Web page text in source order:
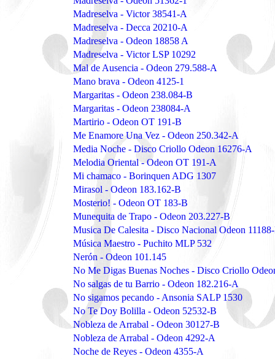
Madreselva - Victor 38541-A
Madreselva - Decca 20210-A
Madreselva - Odeon 18858 A
Madreselva - Victor LSP 10292
Mal de Ausencia - Odeon 279.588-A
Mano brava - Odeon 4125-1
Margaritas - Odeon 238.084-B
Margaritas - Odeon 238084-A
Martirio - Odeon OT 191-B
Me Enamore Una Vez - Odeon 250.342-A
Media Noche - Disco Criollo Odeon 16276-A
Melodia Oriental - Odeon OT 191-A
Mi chamaco - Borinquen ADG 1307
Mirasol - Odeon 183.162-B
Mosterio! - Odeon OT 183-B
Munequita de Trapo - Odeon 203.227-B
Musica De Calesita - Disco Nacional Odeon
Música Maestro - Puchito MLP 532
Nerón - Odeon 101.145
No Me Digas Buenas Noches - Disco Criollo
No salgas de tu Barrio - Odeon 182.216-A
No sigamos pecando - Ansonia SALP 1530
No Te Doy Bolilla - Odeon 52532-B
Nobleza de Arrabal - Odeon 30127-B
Nobleza de Arrabal - Odeon 4292-A
Noche de Reyes - Odeon 4355-A